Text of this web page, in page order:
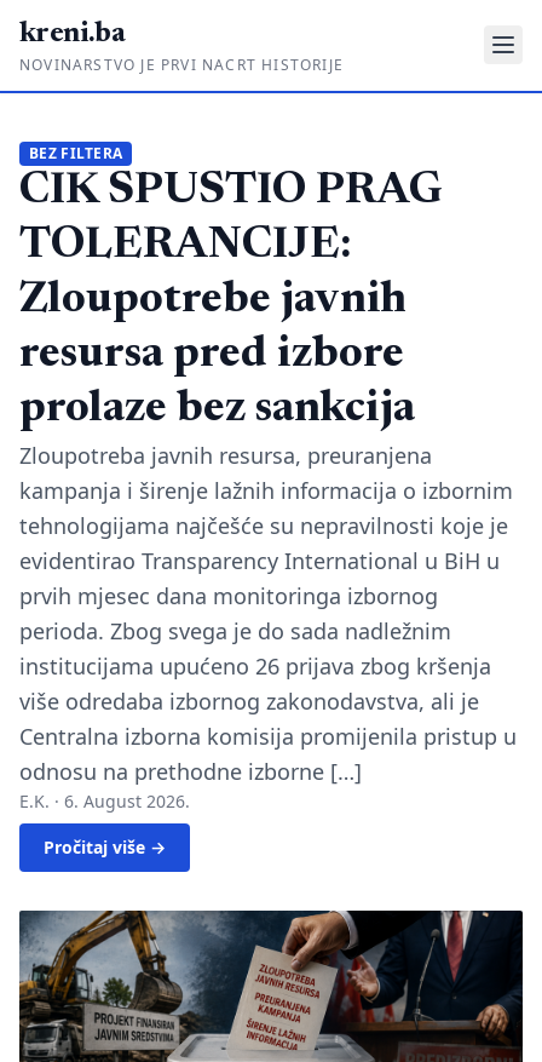
kreni.ba
NOVINARSTVO JE PRVI NACRT HISTORIJE
Priče sa ruba
Ponos i glas
Daljinski u ruke
Romski put
O nama
Impressum
Kontakt
BEZ FILTERA
CIK SPUSTIO PRAG
TOLERANCIJE:
Zloupotrebe javnih
resursa pred izbore
prolaze bez sankcija
Zloupotreba javnih resursa, preuranjena
kampanja i širenje lažnih informacija o izbornim
tehnologijama najčešće su nepravilnosti koje je
evidentirao Transparency International u BiH u
prvih mjesec dana monitoringa izbornog
perioda. Zbog svega je do sada nadležnim
institucijama upućeno 26 prijava zbog kršenja
više odredaba izbornog zakonodavstva, ali je
Centralna izborna komisija promijenila pristup u
odnosu na prethodne izborne […]
E.K. · 6. August 2026.
Pročitaj više →